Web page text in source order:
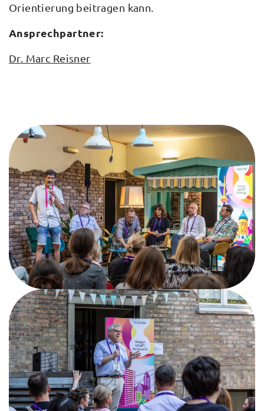
Orientierung beitragen kann.
Ansprechpartner:
Dr. Marc Reisner